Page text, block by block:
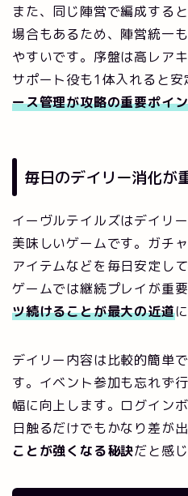
また、同じ陣営で編成する
場合もあるため、陣営統一
やすいです。序盤は高レア
サポート役も1体入れると安
ース管理が攻略の重要ポイ
毎日のデイリー消化が
イーヴルテイルズはデイリ
美味しいゲームです。ガチ
アイテムなどを毎日安定し
ゲームでは継続プレイが重
ツ続けることが最大の近道
デイリー内容は比較的簡単
す。イベント参加も忘れず
幅に向上します。ログイン
日触るだけでもかなり差が出
ことが強くなる秘訣だと感